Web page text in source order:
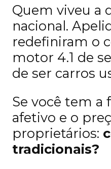
Quem viveu a
nacional.
redefiniram o
motor 4.1 de
de ser carros
Se você tem a
afetivo e o
proprietários:
tradicionais?